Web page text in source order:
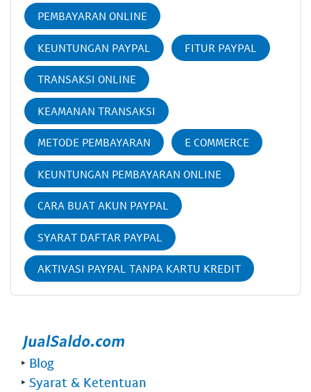
PEMBAYARAN ONLINE
KEUNTUNGAN PAYPAL FITUR PAYPAL
TRANSAKSI ONLINE
KEAMANAN TRANSAKSI
METODE PEMBAYARAN E COMMERCE
KEUNTUNGAN PEMBAYARAN ONLINE
CARA BUAT AKUN PAYPAL
SYARAT DAFTAR PAYPAL
AKTIVASI PAYPAL TANPA KARTU KREDIT
‣ Blog
‣ Syarat & Ketentuan